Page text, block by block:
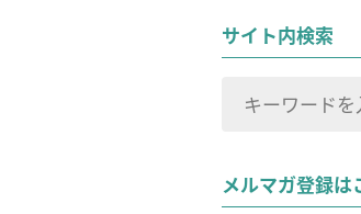
サイト内検索
象:
メルマガ登録は